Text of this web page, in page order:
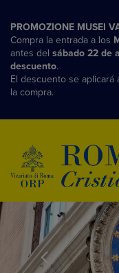
PROMOZIONE MUSEI
Compra la entrada a los
antes del sábado 22 de
descuento.
El descuento se aplicará
la compra.